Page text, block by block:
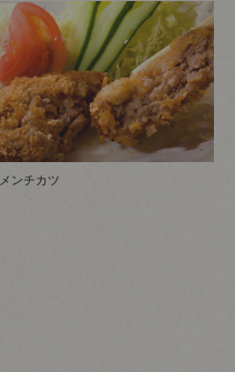
メンチカツ